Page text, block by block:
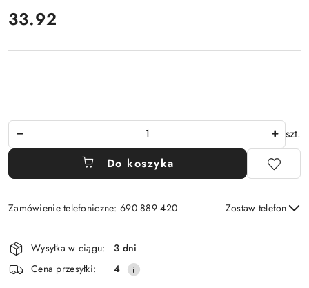
cena:
33.92
szt.
Do koszyka
Zamówienie telefoniczne: 690 889 420 Zostaw telefon
Wyślij
Dostępność
i
dostawa
Wysyłka w ciągu:
3 dni
Cena przesyłki:
4